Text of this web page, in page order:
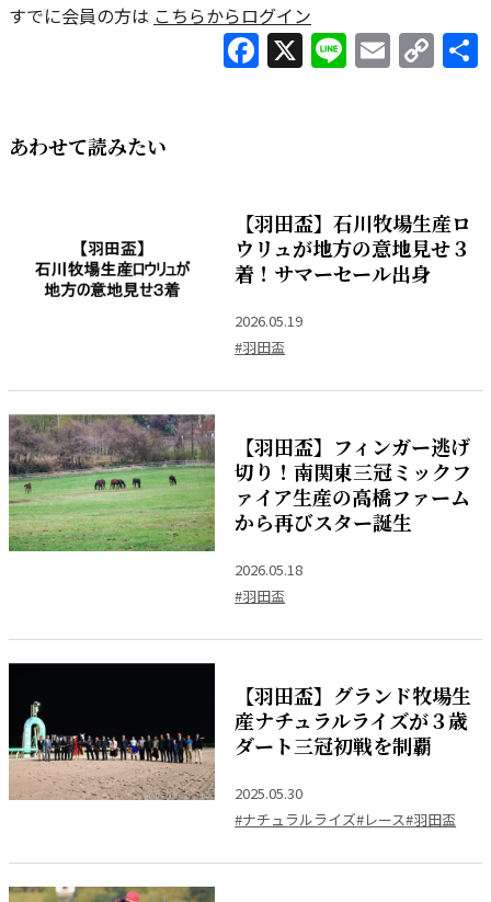
すでに会員の方は こちらからログイン
Facebook
X LineEmail
あわせて読みたい
【羽田盃】石川牧場生産ロ
ウリュが地方の意地見せ３
着！サマーセール出身
2026.05.19
#羽田盃
【羽田盃】フィンガー逃げ
切り！南関東三冠ミックフ
ァイア生産の高橋ファーム
から再びスター誕生
2026.05.18
#羽田盃
【羽田盃】グランド牧場生
産ナチュラルライズが３歳
ダート三冠初戦を制覇
2025.05.30
#ナチュラルライズ#レース#羽田盃